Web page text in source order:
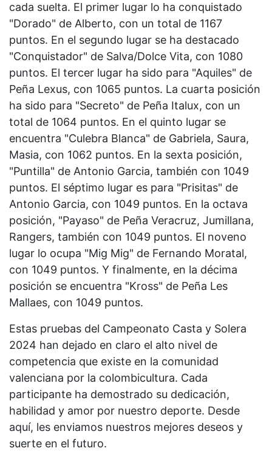
cada suelta. El primer lugar lo ha conquistado
"Dorado" de Alberto, con un total de 1167
puntos. En el segundo lugar se ha destacado
"Conquistador" de Salva/Dolce Vita, con 1080
puntos. El tercer lugar ha sido para "Aquiles" de
Peña Lexus, con 1065 puntos. La cuarta posición
ha sido para "Secreto" de Peña Italux, con un
total de 1064 puntos. En el quinto lugar se
encuentra "Culebra Blanca" de Gabriela, Saura,
Masia, con 1062 puntos. En la sexta posición,
"Puntilla" de Antonio Garcia, también con 1049
puntos. El séptimo lugar es para "Prisitas" de
Antonio Garcia, con 1049 puntos. En la octava
posición, "Payaso" de Peña Veracruz, Jumillana,
Rangers, también con 1049 puntos. El noveno
lugar lo ocupa "Mig Mig" de Fernando Moratal,
con 1049 puntos. Y finalmente, en la décima
posición se encuentra "Kross" de Peña Les
Mallaes, con 1049 puntos.
Estas pruebas del Campeonato Casta y Solera
2024 han dejado en claro el alto nivel de
competencia que existe en la comunidad
valenciana por la colombicultura. Cada
participante ha demostrado su dedicación,
habilidad y amor por nuestro deporte. Desde
aquí, les enviamos nuestros mejores deseos y
suerte en el futuro.